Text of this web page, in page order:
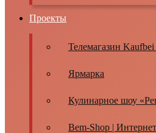
Проекты
Телемагазин
Ярмарка
Кулинарное шоу
Bem-Shop |